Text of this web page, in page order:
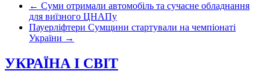
← Суми отримали автомобіль та сучасне обладнання
для виїзного ЦНАПу
Пауерліфтери Сумщини стартували на чемпіонаті
України →
УКРАЇНА І СВІТ